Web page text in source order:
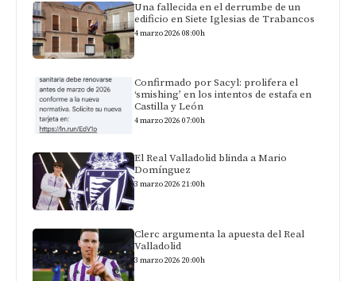
Una fallecida en el derrumbe de un
edificio en Siete Iglesias de Trabancos
4 marzo 2026 08:00h
Confirmado por Sacyl: prolifera el
‘smishing’ en los intentos de estafa en
Castilla y León
4 marzo 2026 07:00h
El Real Valladolid blinda a Mario
Domínguez
3 marzo 2026 21:00h
Clerc argumenta la apuesta del Real
Valladolid
3 marzo 2026 20:00h